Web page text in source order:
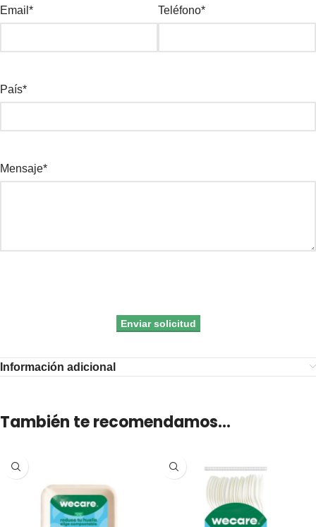
Email* Teléfono*
País*
Mensaje*
Información adicional
También te recomendamos…